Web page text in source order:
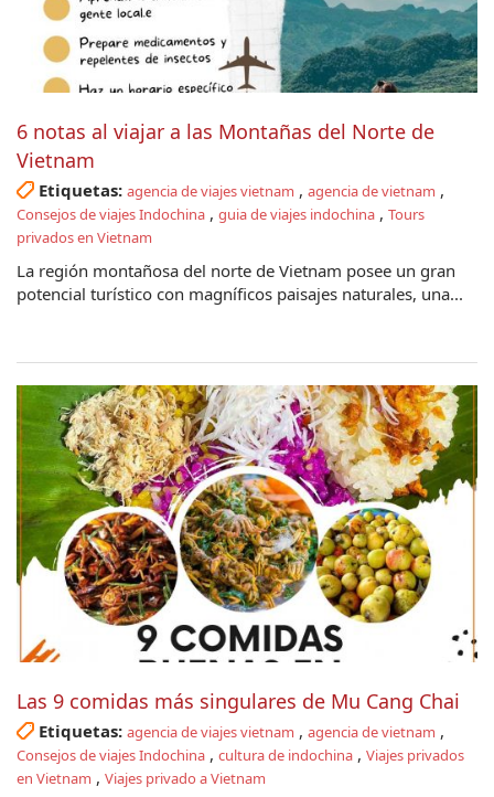
6 notas al viajar a las Montañas del Norte de
Vietnam
Etiquetas: agencia de viajes vietnam , agencia de vietnam ,
Consejos de viajes Indochina , guia de viajes indochina , Tours
privados en Vietnam
La región montañosa del norte de Vietnam posee un gran
potencial turístico con magníficos paisajes naturales, una...
Las 9 comidas más singulares de Mu Cang Chai
Etiquetas: agencia de viajes vietnam , agencia de vietnam ,
Consejos de viajes Indochina , cultura de indochina , Viajes privados
en Vietnam , Viajes privado a Vietnam